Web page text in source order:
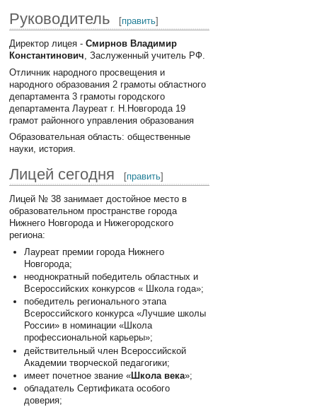
Руководитель [править]
Директор лицея -Смирнов Владимир
Константинович, Заслуженный учитель РФ.
Отличник народного просвещения и
народного образования 2 грамоты областного
департамента 3 грамоты городского
департамента Лауреат г. Н.Новгорода 19
грамот районного управления образования
Образовательная область: общественные
науки, история.
Лицей сегодня [править]
Лицей № 38 занимает достойное место в
образовательном пространстве города
Нижнего Новгорода и Нижегородского
региона:
Лауреат премии города Нижнего
Новгорода;
неоднократный победитель областных и
Всероссийских конкурсов « Школа года»;
победитель регионального этапа
Всероссийского конкурса «Лучшие школы
России» в номинации «Школа
профессиональной карьеры»;
действительный член Всероссийской
Академии творческой педагогики;
имеет почетное звание «Школа века»;
обладатель Сертификата особого
доверия;